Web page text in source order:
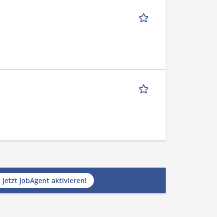
Jetzt JobAgent aktivieren!